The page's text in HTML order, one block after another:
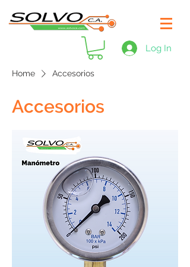
Log In
Home Accesorios
Accesorios